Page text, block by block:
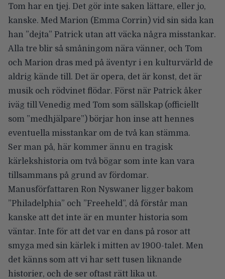
Tom har en tjej. Det gör inte saken lättare, eller jo,
kanske. Med Marion (Emma Corrin) vid sin sida kan
han ”dejta” Patrick utan att väcka några misstankar.
Alla tre blir så småningom nära vänner, och Tom
och Marion dras med på äventyr i en kulturvärld de
aldrig kände till. Det är opera, det är konst, det är
musik och rödvinet flödar. Först när Patrick åker
iväg till Venedig med Tom som sällskap (officiellt
som ”medhjälpare”) börjar hon inse att hennes
eventuella misstankar om de två kan stämma.
Ser man på, här kommer ännu en tragisk
kärlekshistoria om två bögar som inte kan vara
tillsammans på grund av fördomar.
Manusförfattaren Ron Nyswaner ligger bakom
”Philadelphia” och ”Freeheld”, då förstår man
kanske att det inte är en munter historia som
väntar. Inte för att det var en dans på rosor att
smyga med sin kärlek i mitten av 1900-talet. Men
det känns som att vi har sett tusen liknande
historier, och de ser oftast rätt lika ut.